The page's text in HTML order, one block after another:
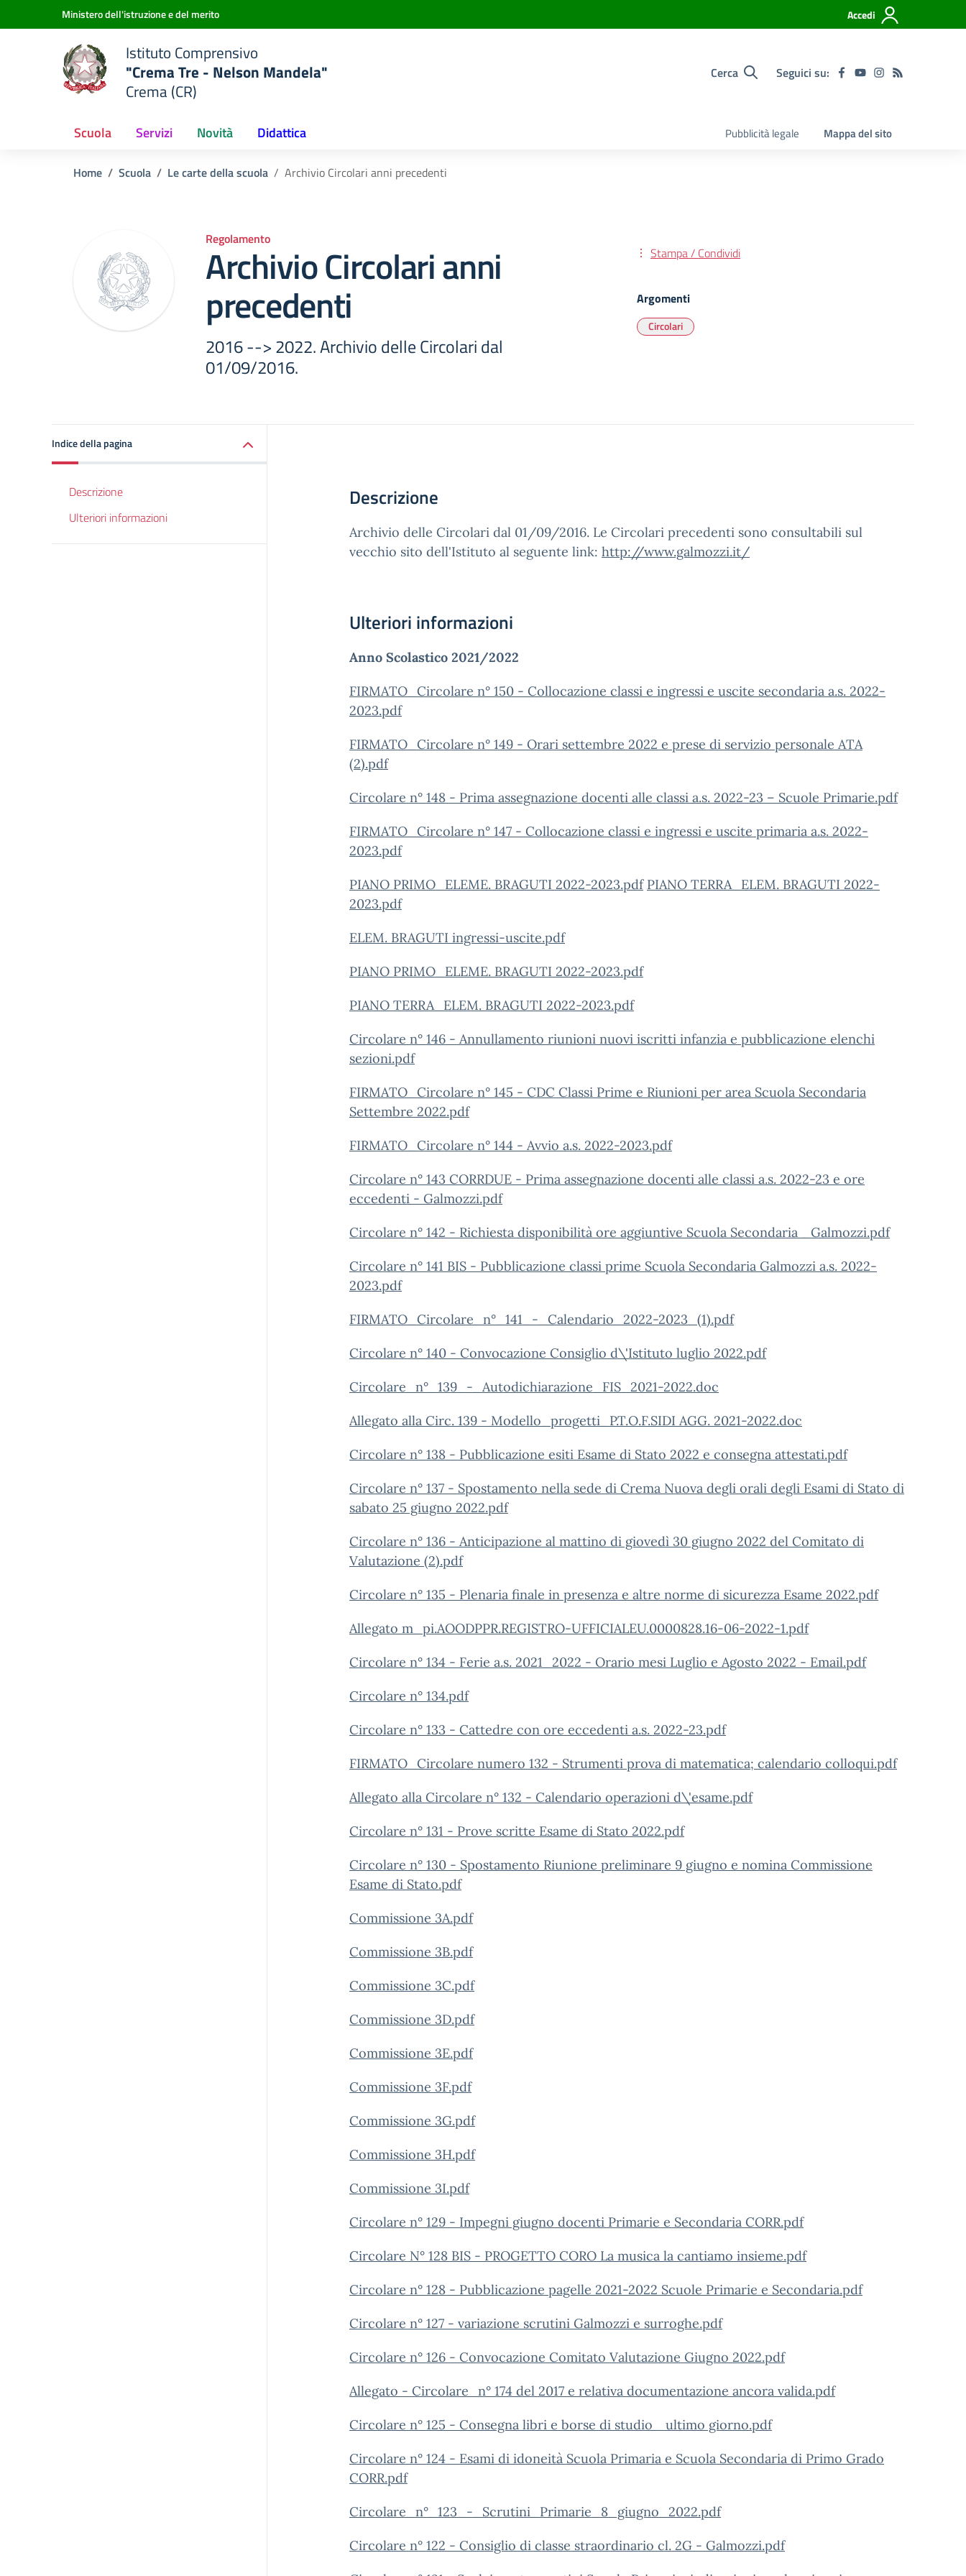
Vai ai contenuti
Vai al menu di navigazioneMinistero dell'istruzione e del merito Accedi
Istituto Comprensivo
"Crema Tre - Nelson Mandela"
Crema (CR)
Cerca Seguici su:
Scuola Servizi Novità Didattica Pubblicità legale Mappa del sito
Home Scuola Le carte della scuola Archivio Circolari anni precedenti
Regolamento
Archivio Circolari anni
precedenti
2016 --> 2022. Archivio delle Circolari dal
01/09/2016.
Stampa / Condividi
Argomenti
Circolari
Indice della pagina
Descrizione
Ulteriori informazioni
Descrizione
Archivio delle Circolari dal 01/09/2016. Le Circolari precedenti sono consultabili sul
vecchio sito dell'Istituto al seguente link: http://www.galmozzi.it/
Ulteriori informazioni
Anno Scolastico 2021/2022
FIRMATO_Circolare n° 150 - Collocazione classi e ingressi e uscite secondaria a.s. 2022-
2023.pdf
FIRMATO_Circolare n° 149 - Orari settembre 2022 e prese di servizio personale ATA
(2).pdf
Circolare n° 148 - Prima assegnazione docenti alle classi a.s. 2022-23 – Scuole Primarie.pdf
FIRMATO_Circolare n° 147 - Collocazione classi e ingressi e uscite primaria a.s. 2022-
2023.pdf
PIANO PRIMO_ELEME. BRAGUTI 2022-2023.pdf PIANO TERRA_ELEM. BRAGUTI 2022-
2023.pdf
ELEM. BRAGUTI ingressi-uscite.pdf
PIANO PRIMO_ELEME. BRAGUTI 2022-2023.pdf
PIANO TERRA_ELEM. BRAGUTI 2022-2023.pdf
Circolare n° 146 - Annullamento riunioni nuovi iscritti infanzia e pubblicazione elenchi
sezioni.pdf
FIRMATO_Circolare n° 145 - CDC Classi Prime e Riunioni per area Scuola Secondaria
Settembre 2022.pdf
FIRMATO_Circolare n° 144 - Avvio a.s. 2022-2023.pdf
Circolare n° 143 CORRDUE - Prima assegnazione docenti alle classi a.s. 2022-23 e ore
eccedenti - Galmozzi.pdf
Circolare n° 142 - Richiesta disponibilità ore aggiuntive Scuola Secondaria _Galmozzi.pdf
Circolare n° 141 BIS - Pubblicazione classi prime Scuola Secondaria Galmozzi a.s. 2022-
2023.pdf
FIRMATO_Circolare_n°_141_-_Calendario_2022-2023_(1).pdf
Circolare n° 140 - Convocazione Consiglio d\'Istituto luglio 2022.pdf
Circolare_n°_139_-_Autodichiarazione_FIS_2021-2022.doc
Allegato alla Circ. 139 - Modello_progetti_P.T.O.F.SIDI AGG. 2021-2022.doc
Circolare n° 138 - Pubblicazione esiti Esame di Stato 2022 e consegna attestati.pdf
Circolare n° 137 - Spostamento nella sede di Crema Nuova degli orali degli Esami di Stato di
sabato 25 giugno 2022.pdf
Circolare n° 136 - Anticipazione al mattino di giovedì 30 giugno 2022 del Comitato di
Valutazione (2).pdf
Circolare n° 135 - Plenaria finale in presenza e altre norme di sicurezza Esame 2022.pdf
Allegato m_pi.AOODPPR.REGISTRO-UFFICIALEU.0000828.16-06-2022-1.pdf
Circolare n° 134 - Ferie a.s. 2021_2022 - Orario mesi Luglio e Agosto 2022 - Email.pdf
Circolare n° 134.pdf
Circolare n° 133 - Cattedre con ore eccedenti a.s. 2022-23.pdf
FIRMATO_Circolare numero 132 - Strumenti prova di matematica; calendario colloqui.pdf
Allegato alla Circolare n° 132 - Calendario operazioni d\'esame.pdf
Circolare n° 131 - Prove scritte Esame di Stato 2022.pdf
Circolare n° 130 - Spostamento Riunione preliminare 9 giugno e nomina Commissione
Esame di Stato.pdf
Commissione 3A.pdf
Commissione 3B.pdf
Commissione 3C.pdf
Commissione 3D.pdf
Commissione 3E.pdf
Commissione 3F.pdf
Commissione 3G.pdf
Commissione 3H.pdf
Commissione 3I.pdf
Circolare n° 129 - Impegni giugno docenti Primarie e Secondaria CORR.pdf
Circolare N° 128 BIS - PROGETTO CORO La musica la cantiamo insieme.pdf
Circolare n° 128 - Pubblicazione pagelle 2021-2022 Scuole Primarie e Secondaria.pdf
Circolare n° 127 - variazione scrutini Galmozzi e surroghe.pdf
Circolare n° 126 - Convocazione Comitato Valutazione Giugno 2022.pdf
Allegato - Circolare_n° 174 del 2017 e relativa documentazione ancora valida.pdf
Circolare n° 125 - Consegna libri e borse di studio_ ultimo giorno.pdf
Circolare n° 124 - Esami di idoneità Scuola Primaria e Scuola Secondaria di Primo Grado
CORR.pdf
Circolare_n°_123_-_Scrutini_Primarie_8_giugno_2022.pdf
Circolare n° 122 - Consiglio di classe straordinario cl. 2G - Galmozzi.pdf